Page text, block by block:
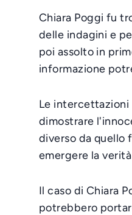
Chiara Poggi fu
delle indagini e
poi assolto in
informazione
Le intercettazioni
dimostrare
diverso da quello
emergere la
Il caso di Chiara
potrebbero